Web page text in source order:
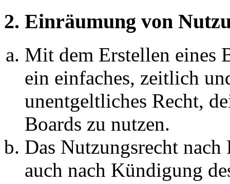
2. Einräumung von
Mit dem Erstellen eines
ein einfaches, zeitlich
unentgeltliches Recht,
Boards zu nutzen.
Das Nutzungsrecht
auch nach Kündigung